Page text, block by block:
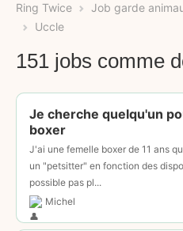
Ring Twice Job garde
Uccle
151 jobs comme
Je cherche quelqu'un
boxer
J'ai une femelle boxer de 11 ans
un "petsitter" en fonction des
possible pas pl...
Michel